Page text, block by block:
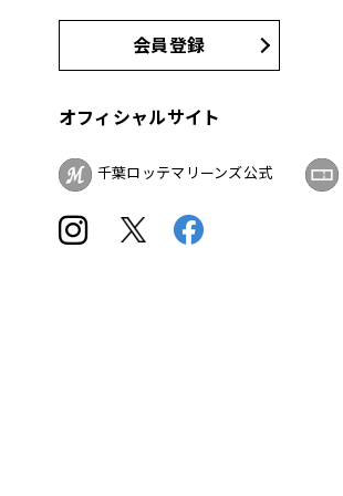
会員登録
オフィシャルサイト
千葉ロッテマリーンズ公式